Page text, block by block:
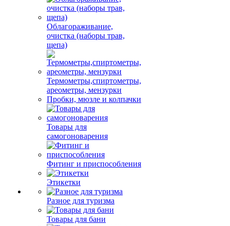
Облагораживание,
очистка (наборы трав,
щепа)
Термометры,спиртометры,
ареометры, мензурки
Пробки, мюзле и колпачки
Товары для
самогоноварения
Фитинг и приспособления
Этикетки
Разное для туризма
Товары для бани